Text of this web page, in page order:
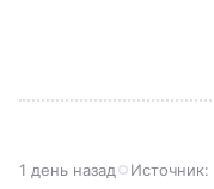
1 день назад Источник: